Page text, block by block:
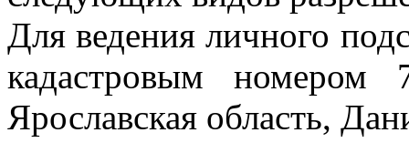
Для ведения личного
кадастровым номером
Ярославская область,